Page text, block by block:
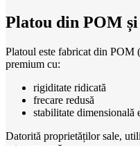
Platou din POM
Platoul este fabricat din POM
premium cu:
rigiditate ridicată
frecare redusă
stabilitate dimensională
Datorită proprietăților sale,